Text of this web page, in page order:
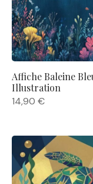
Affiche Baleine
Illustration
14,90 €